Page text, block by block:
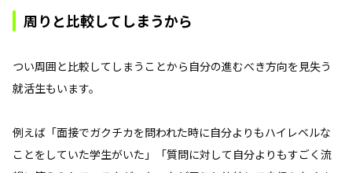
周りと比較してしまうから
つい周囲と比較してしまうことから自分の進むべき方向を見失う
就活生もいます。
例えば「面接でガクチカを問われた時に自分よりもハイレベルな
ことをしていた学生がいた」「質問に対して自分よりもすごく流